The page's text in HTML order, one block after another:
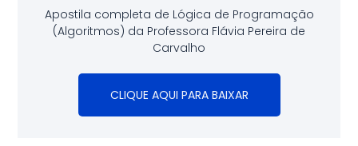
Apostila completa de Lógica de Programação
(Algoritmos) da Professora Flávia Pereira de
Carvalho
CLIQUE AQUI PARA BAIXAR